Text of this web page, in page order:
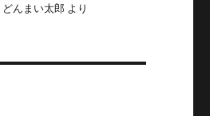
どんまい太郎 より